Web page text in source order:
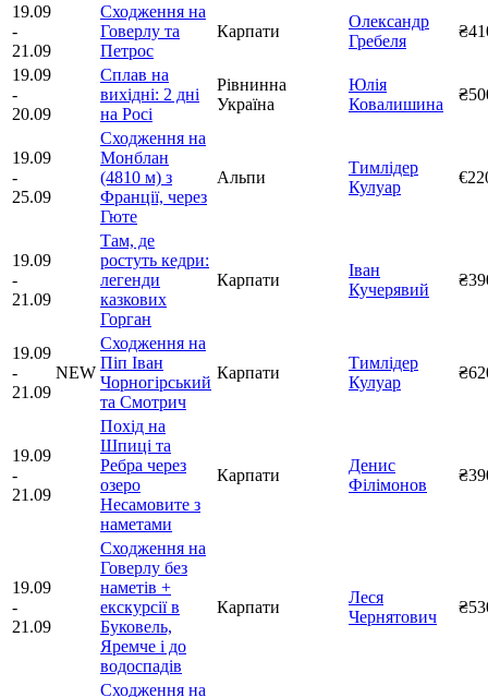
19.09
-
21.09
Сходження на
Говерлу та
Петрос
Карпати
Олександр
Гребеля
19.09
-
20.09
Сплав на
вихідні: 2 дні
на Росі
Рівнинна
Україна
Юлія
Ковалишина
19.09
-
25.09
Сходження на
Монблан
(4810 м) з
Франції, через
Гюте
Альпи
Тимлідер
Кулуар
19.09
-
21.09
Там, де
ростуть кедри:
легенди
казкових
Горган
Карпати
Іван
Кучерявий
19.09
-
21.09
NEW
Сходження на
Піп Іван
Чорногірський
та Смотрич
Карпати
Тимлідер
Кулуар
19.09
-
21.09
Похід на
Шпиці та
Ребра через
озеро
Несамовите з
наметами
Карпати
Денис
Філімонов
19.09
-
21.09
Сходження на
Говерлу без
наметів +
екскурсії в
Буковель,
Яремче і до
водоспадів
Карпати
Леся
Чернятович
Сходження на